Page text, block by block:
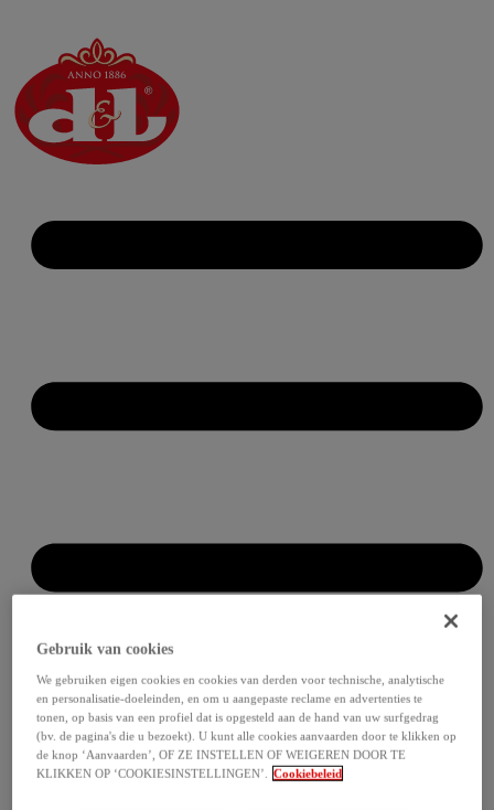
Gebruik van cookies
We gebruiken eigen cookies en cookies van derden voor technische, analytische
en personalisatie-doeleinden, en om u aangepaste reclame en advertenties te
tonen, op basis van een profiel dat is opgesteld aan de hand van uw surfgedrag
(bv. de pagina's die u bezoekt). U kunt alle cookies aanvaarden door te klikken op
de knop ‘Aanvaarden’, OF ZE INSTELLEN OF WEIGEREN DOOR TE
KLIKKEN OP ‘COOKIESINSTELLINGEN’. Cookiebeleid